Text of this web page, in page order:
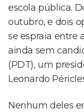
escola pública.
outubro, e dois
se espraia entre
ainda sem
(PDT), um
Leonardo
Nenhum deles